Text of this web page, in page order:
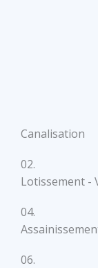
Canalisation
02.
Lotissement -
04.
06.